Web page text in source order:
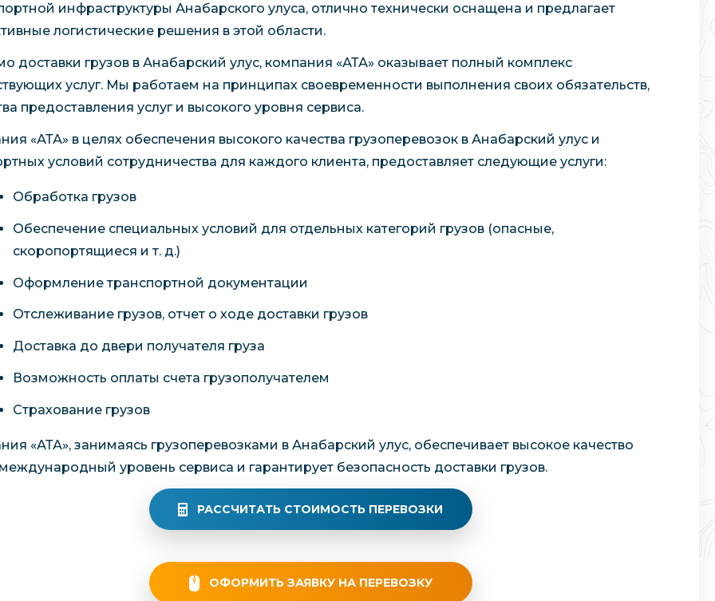
инфраструктуры Анабарского улуса, отлично технически оснащена и предлагает
логистические решения в этой области.
доставки грузов в Анабарский улус, компания «АТА» оказывает полный комплекс
услуг. Мы работаем на принципах своевременности выполнения своих обязательств,
предоставления услуг и высокого уровня сервиса.
«АТА» в целях обеспечения высокого качества грузоперевозок в Анабарский улус и
условий сотрудничества для каждого клиента, предоставляет следующие услуги:
Обработка грузов
Обеспечение специальных условий для отдельных категорий грузов (опасные,
скоропортящиеся и т. д.)
Оформление транспортной документации
Отслеживание грузов, отчет о ходе доставки грузов
Доставка до двери получателя груза
Возможность оплаты счета грузополучателем
Страхование грузов
«АТА», занимаясь грузоперевозками в Анабарский улус, обеспечивает высокое качество
международный уровень сервиса и гарантирует безопасность доставки грузов.
РАССЧИТАТЬ СТОИМОСТЬ ПЕРЕВОЗКИ
ОФОРМИТЬ ЗАЯВКУ НА ПЕРЕВОЗКУ